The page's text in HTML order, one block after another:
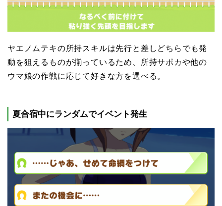
ヤエノムテキの所持スキルは先行と差しどちらでも発
動を狙えるものが揃っているため、所持サポカや他の
ウマ娘の作戦に応じて好きな方を選べる。
夏合宿中にランダムでイベント発生